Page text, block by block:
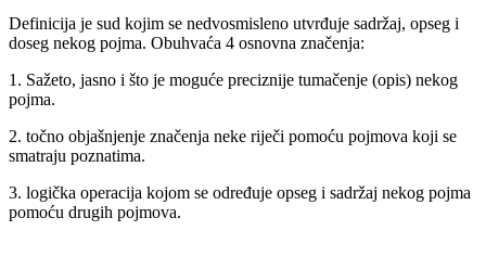
Definicija je sud kojim se nedvosmisleno utvrđuje sadržaj, opseg i
doseg nekog pojma. Obuhvaća 4 osnovna značenja:
1. Sažeto, jasno i što je moguće preciznije tumačenje (opis) nekog
pojma.
2. točno objašnjenje značenja neke riječi pomoću pojmova koji se
smatraju poznatima.
3. logička operacija kojom se određuje opseg i sadržaj nekog pojma
pomoću drugih pojmova.